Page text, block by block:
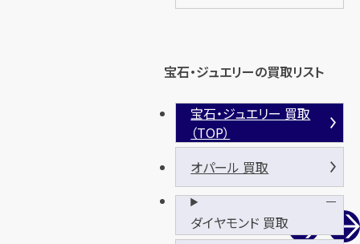
宝石・ジュエリーの買取リスト
宝石・ジュエリー 買取
（TOP）
オパール 買取
ダイヤモンド 買取